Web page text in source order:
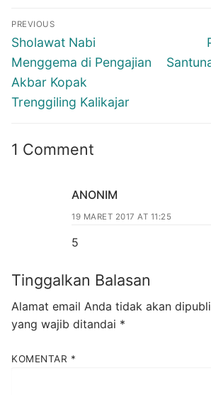
Navigasi
pos
PREVIOUS
Previous
post:
Sholawat Nabi
Menggema di Pengajian
Akbar Kopak
Trenggiling Kalikajar
1 Comment
ANONIM
19 MARET 2017 AT 11:25
5
Tinggalkan Balasan
Alamat email Anda tidak akan
yang wajib ditandai *
KOMENTAR *